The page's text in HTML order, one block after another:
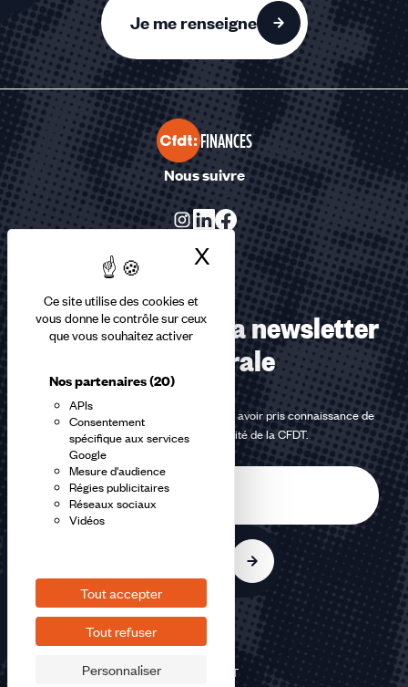
Ce site utilise des cookies et
vous donne le contrôle sur ceux
que vous souhaitez activer
Nos partenaires(20)
APIs
Consentement
spécifique aux services
Google
Mesure d'audience
Régies publicitaires
Réseaux sociaux
Vidéos
Tout accepter
Tout refuser
Personnaliser
X Masquer le
Je me renseigne
FINANCES
Nous suivre
Abonnez-vous à la newsletter
confédérale
En m'inscrivant à la newsletter, j'affirme avoir pris connaissance de
lapolitique de confidentialité de la CFDT.
©2026 CFDT